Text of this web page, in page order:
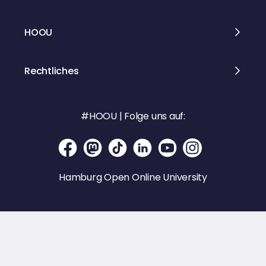
HOOU
Rechtliches
#HOOU | Folge uns auf:
Hamburg Open Online University